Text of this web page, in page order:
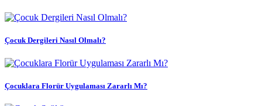
Çocuk Dergileri Nasıl Olmalı?
Çocuklara Florür Uygulaması Zararlı Mı?